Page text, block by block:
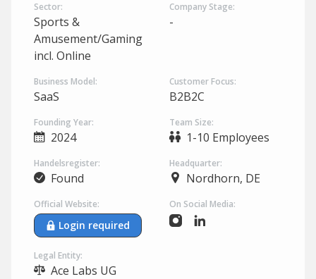
Sector:
Sports &
Amusement/Gaming
incl. Online
Company Stage:
-
Business Model:
SaaS
Customer Focus:
B2B2C
Founding Year:
2024
Team Size:
1-10 Employees
Handelsregister:
Found
Headquarter:
Nordhorn, DE
Official Website:
Login required
On Social Media:
Legal Entity:
Ace Labs UG